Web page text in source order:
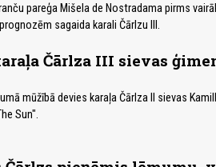
pareģa Mišela de Nostradama pirms
sagaida karali Čārlzu III.
Čārlza III sievas
mūžībā devies karaļa Čārlza II sievas
Sun".